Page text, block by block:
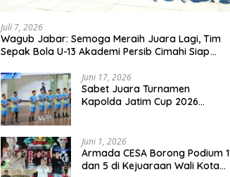
Juli 7, 2026
Wagub Jabar: Semoga Meraih Juara Lagi, Tim
Sepak Bola U-13 Akademi Persib Cimahi Siap
Juni 17, 2026
Sabet Juara Turnamen
Kapolda Jatim Cup 2026
Membanggakan
Juni 1, 2026
Armada CESA Borong Podium 1
dan 5 di Kejuaraan Wali Kota